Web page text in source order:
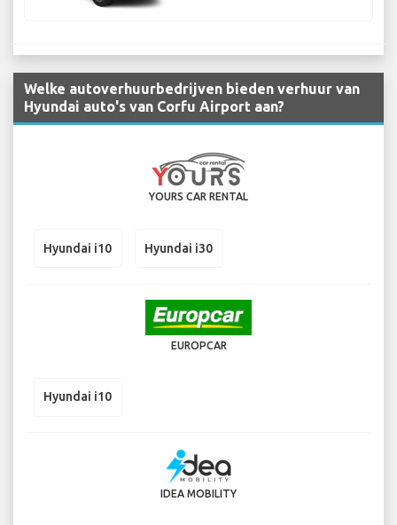
Welke autoverhuurbedrijven bieden verhuur van
Hyundai auto's van Corfu Airport aan?
YOURS CAR RENTAL
Hyundai i10 Hyundai i30
EUROPCAR
Hyundai i10
IDEA MOBILITY